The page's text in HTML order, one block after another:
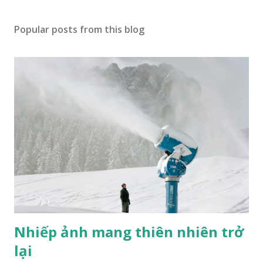
Popular posts from this blog
Nhiếp ảnh mang thiên nhiên trở
lại